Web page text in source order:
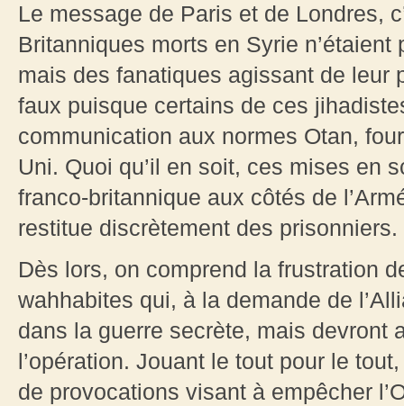
Le message de Paris et de Londres,
Britanniques morts en Syrie
mais des fanatiques agissant de leur
faux puisque certains de ces
communication aux normes Otan,
Uni. Quoi qu’il en soit, ces mises en
franco-britannique aux côtés de
restitue discrètement des
Dès lors, on comprend la frustration
wahhabites qui, à la demande de
dans la guerre secrète, mais devront
l’opération. Jouant le tout pour le
de provocations visant à empêcher